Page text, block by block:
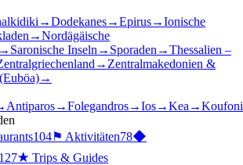
→Dodekanes→Epirus→Ionische
→Nordägäische
→ Saronische Inseln → Sporaden →Thessalien –
→ Zentralmakedonien &
→
Antiparos→Folegandros→Ios→Kea →
104⚑ Aktivitäten78◆
127★ Trips & Guides